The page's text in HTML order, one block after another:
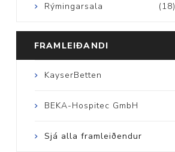
(18)
Rýmingarsala
FRAMLEIÐANDI
KayserBetten
BEKA-Hospitec GmbH
Sjá alla framleiðendur